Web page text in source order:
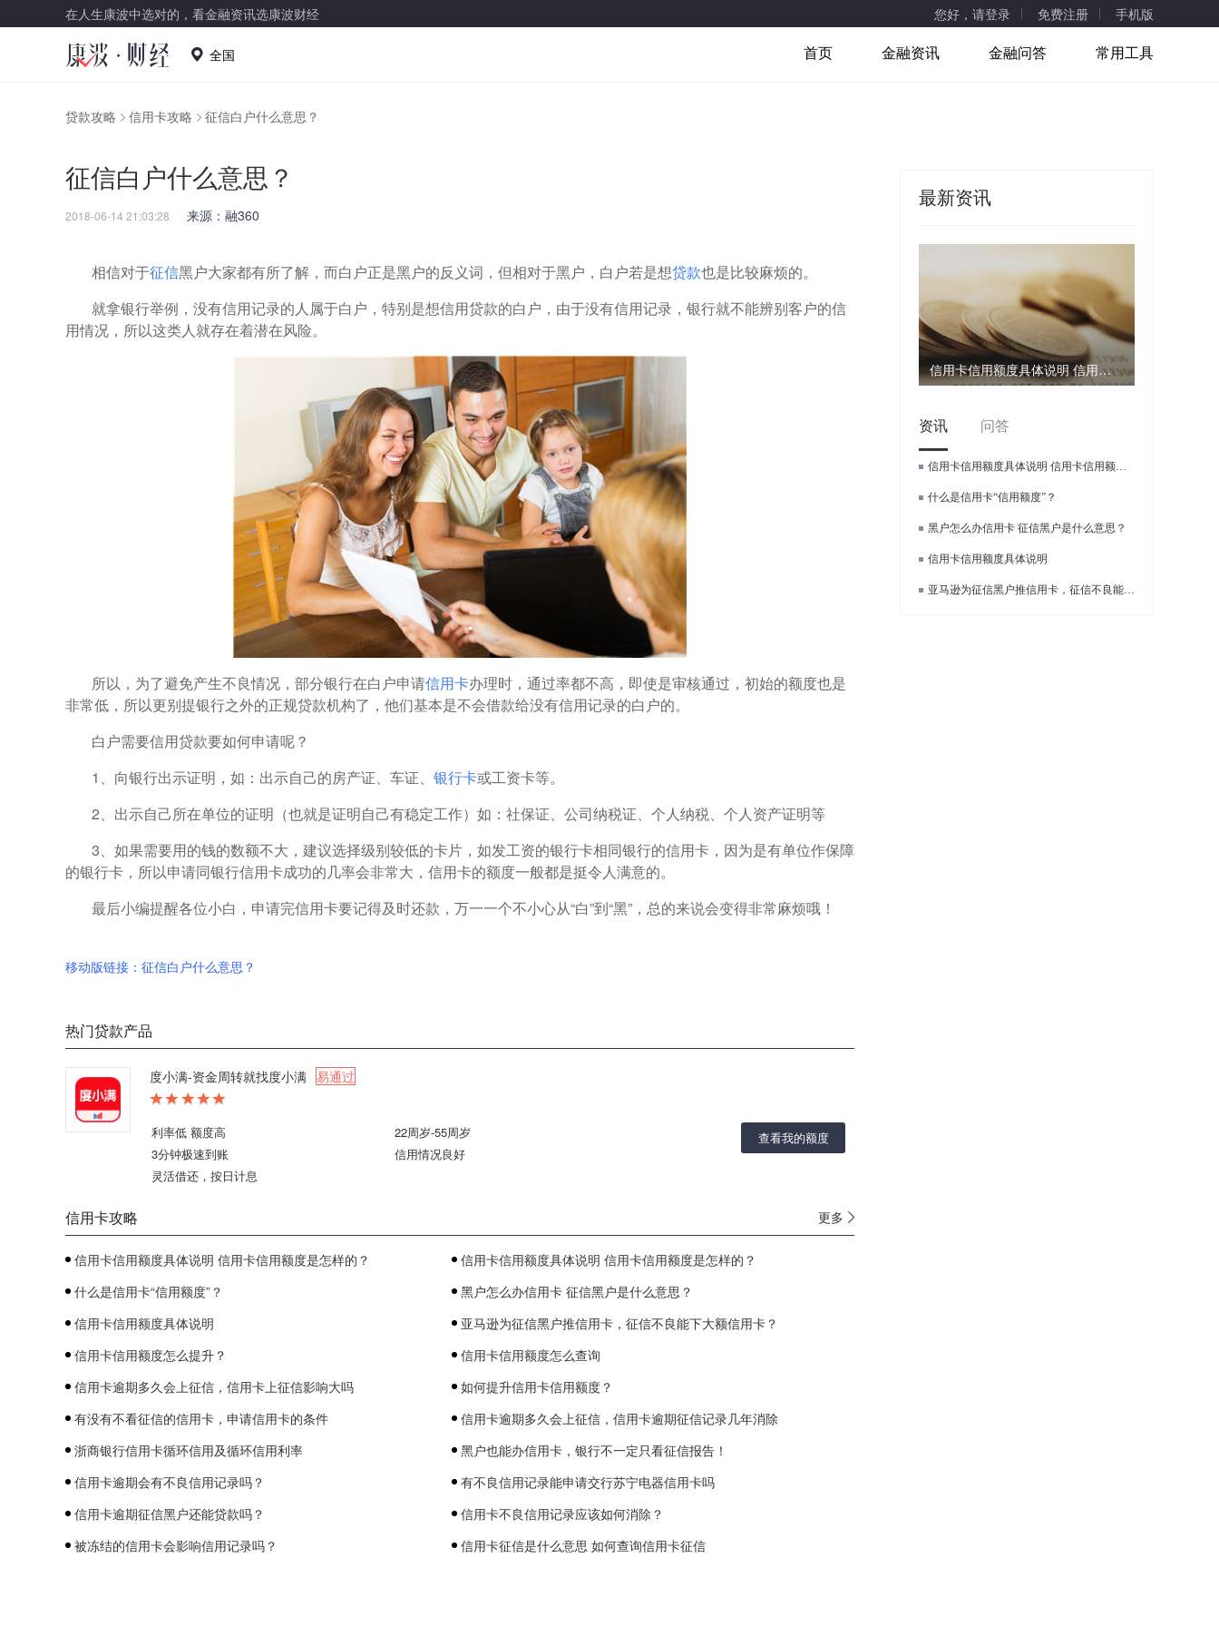
在人生康波中选对的，看金融资讯选康波财经 您好，请登录 免费注册 手机版
全国 首页 金融资讯 金融问答 常用工具
贷款攻略 信用卡攻略 征信白户什么意思？
征信白户什么意思？
2018-06-14 21:03:28 来源：融360
相信对于征信黑户大家都有所了解，而白户正是黑户的反义词，但相对于黑户，白户若是想贷款也是比较麻烦的。
就拿银行举例，没有信用记录的人属于白户，特别是想信用贷款的白户，由于没有信用记录，银行就不能辨别客户的信
用情况，所以这类人就存在着潜在风险。
所以，为了避免产生不良情况，部分银行在白户申请信用卡办理时，通过率都不高，即使是审核通过，初始的额度也是
非常低，所以更别提银行之外的正规贷款机构了，他们基本是不会借款给没有信用记录的白户的。
白户需要信用贷款要如何申请呢？
1、向银行出示证明，如：出示自己的房产证、车证、 银行卡或工资卡等。
2、出示自己所在单位的证明（也就是证明自己有稳定工作）如：社保证、公司纳税证、个人纳税、个人资产证明等
3、如果需要用的钱的数额不大，建议选择级别较低的卡片，如发工资的银行卡相同银行的信用卡，因为是有单位作保障
的银行卡，所以申请同银行信用卡成功的几率会非常大，信用卡的额度一般都是挺令人满意的。
最后小编提醒各位小白，申请完信用卡要记得及时还款，万一一个不小心从“白”到“黑”，总的来说会变得非常麻烦哦！
移动版链接：征信白户什么意思？
热门贷款产品
度小满-资金周转就找度小满 易通过
利率低 额度高
3分钟极速到账
灵活借还，按日计息
22周岁-55周岁
信用情况良好
查看我的额度
信用卡攻略 更多
信用卡信用额度具体说明 信用卡信用额度是怎样的？
信用卡信用额度具体说明 信用卡信用额度是怎样的？
什么是信用卡“信用额度”？
黑户怎么办信用卡 征信黑户是什么意思？
信用卡信用额度具体说明
亚马逊为征信黑户推信用卡，征信不良能下大额信用卡？
信用卡信用额度怎么提升？
信用卡信用额度怎么查询
信用卡逾期多久会上征信，信用卡上征信影响大吗
如何提升信用卡信用额度？
有没有不看征信的信用卡，申请信用卡的条件
信用卡逾期多久会上征信，信用卡逾期征信记录几年消除
浙商银行信用卡循环信用及循环信用利率
黑户也能办信用卡，银行不一定只看征信报告！
信用卡逾期会有不良信用记录吗？
有不良信用记录能申请交行苏宁电器信用卡吗
信用卡逾期征信黑户还能贷款吗？
信用卡不良信用记录应该如何消除？
被冻结的信用卡会影响信用记录吗？
信用卡征信是什么意思 如何查询信用卡征信
最新资讯
信用卡信用额度具体说明 信用卡信用额度是怎样的？
资讯 问答
信用卡信用额度具体说明 信用卡信用额度是怎样的？
什么是信用卡“信用额度”？
黑户怎么办信用卡 征信黑户是什么意思？
信用卡信用额度具体说明
亚马逊为征信黑户推信用卡，征信不良能下大额信用卡？